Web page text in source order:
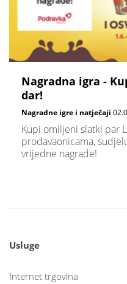
Nagradna igra -
dar!
Nagradne igre i natječaji
Kupi omiljeni slatki par
prodavaonicama,
vrijedne nagrade!
Usluge
Internet trgovina